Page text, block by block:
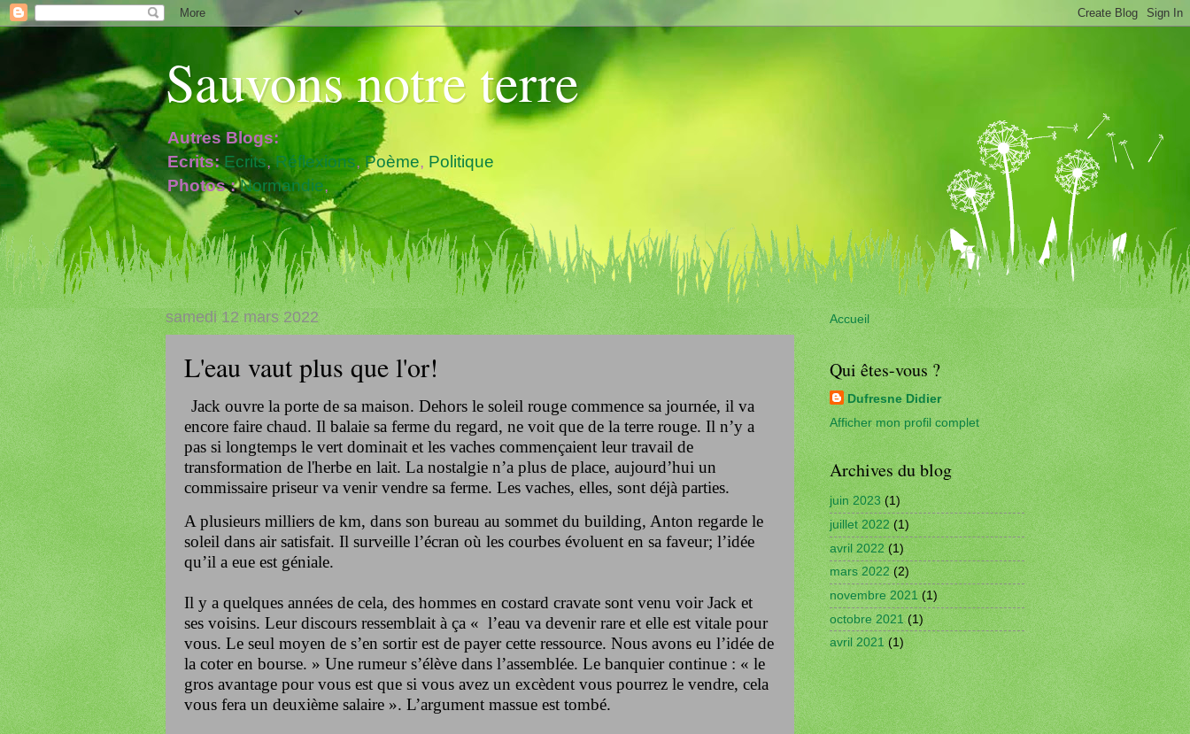
Sauvons notre terre
Autres Blogs:
Ecrits: Ecrits,Réflexions,Poème, Politique
Photos :Normandie,
samedi 12 mars 2022
L'eau vaut plus que l'or!
Jack ouvre la porte de sa maison. Dehors le soleil rouge commence sa journée, il va
encore faire chaud. Il balaie sa ferme du regard, ne voit que de la terre rouge. Il n’y a
pas si longtemps le vert dominait et les vaches commençaient leur travail de
transformation de l'herbe en lait. La nostalgie n’a plus de place, aujourd’hui un
commissaire priseur va venir vendre sa ferme. Les vaches, elles, sont déjà parties.
A plusieurs milliers de km, dans son bureau au sommet du building, Anton regarde le
soleil dans air satisfait. Il surveille l’écran où les courbes évoluent en sa faveur; l’idée
qu’il a eue est géniale.
Il y a quelques années de cela, des hommes en costard cravate sont venu voir Jack et
ses voisins. Leur discours ressemblait à ça « l’eau va devenir rare et elle est vitale pour
vous. Le seul moyen de s’en sortir est de payer cette ressource. Nous avons eu l’idée de
la coter en bourse. » Une rumeur s’élève dans l’assemblée. Le banquier continue : « le
gros avantage pour vous est que si vous avez un excèdent vous pourrez le vendre, cela
vous fera un deuxième salaire ». L’argument massue est tombé.
Accueil
Qui êtes-vous ?
Dufresne Didier
Afficher mon profil complet
Archives du blog
juin 2023(1)
juillet 2022(1)
avril 2022(1)
mars 2022(2)
novembre 2021(1)
octobre 2021(1)
avril 2021(1)